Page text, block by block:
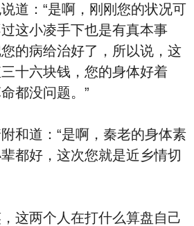
：“是啊，刚刚您的状况可
这小凌手下也是有真本事
的病给治好了，所以说，这
十六块钱，您的身体好着
都没问题。”
道：“是啊，秦老的身体素
都好，这次您就是近乡情切
两个人在打什么算盘自己